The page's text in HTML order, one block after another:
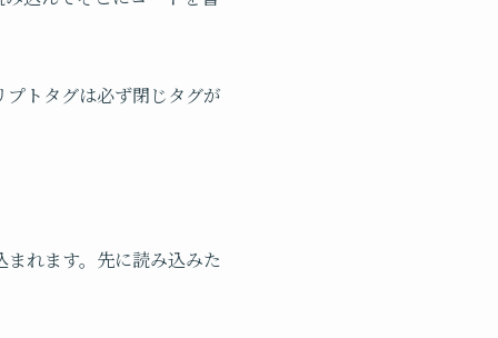
トタグは必ず閉じタグが
れます。先に読み込みた